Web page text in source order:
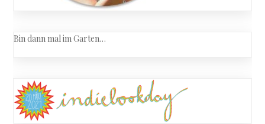
Bin dann mal im Garten…